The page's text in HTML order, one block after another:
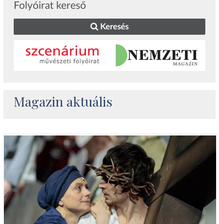
Folyóirat kereső
Keresés
Magazin aktuális